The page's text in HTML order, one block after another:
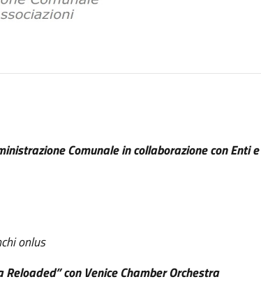
Comunale in collaborazione con Enti
onlus
con Venice Chamber Orchestra